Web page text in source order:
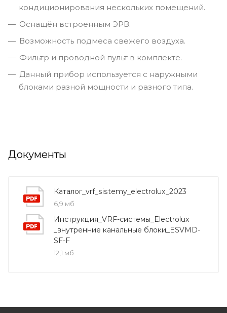
кондиционирования нескольких помещений.
Оснащён встроенным ЭРВ.
Возможность подмеса свежего воздуха.
Фильтр и проводной пульт в комплекте.
Данный прибор используется с наружными
блоками разной мощности и разного типа.
Документы
Каталог_vrf_sistemy_electrolux_2023
6,9 мб
Инструкция_VRF-системы_Electrolux
_внутренние канальные блоки_ESVMD-
SF-F
12,1 мб